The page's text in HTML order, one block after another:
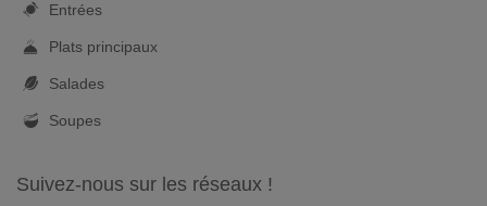
Entrées
Plats principaux
Salades
Soupes
Suivez-nous sur les réseaux !